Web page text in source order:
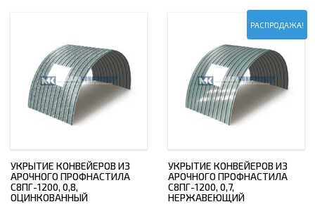
УКРЫТИЕ КОНВЕЙЕРОВ ИЗ
АРОЧНОГО ПРОФНАСТИЛА
С8ПГ-1200, 0,8,
ОЦИНКОВАННЫЙ
РАСПРОДАЖА!
УКРЫТИЕ КОНВЕЙЕРОВ ИЗ
АРОЧНОГО ПРОФНАСТИЛА
С8ПГ-1200, 0,7,
НЕРЖАВЕЮЩИЙ